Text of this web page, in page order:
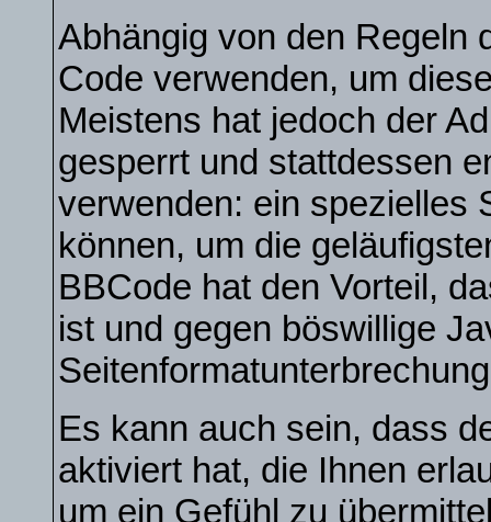
Abhängig von den Regeln
Code verwenden, um
Meistens hat jedoch der
gesperrt und stattdessen
verwenden: ein spezielles
können, um die
BBCode hat den Vorteil,
ist und gegen böswillige
Es kann auch sein, dass
aktiviert hat, die Ihnen
um ein Gefühl zu